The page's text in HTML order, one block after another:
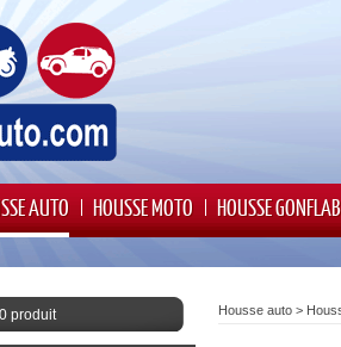
AUTO HOUSSE MOTO HOUSSE
Housse auto >
produit